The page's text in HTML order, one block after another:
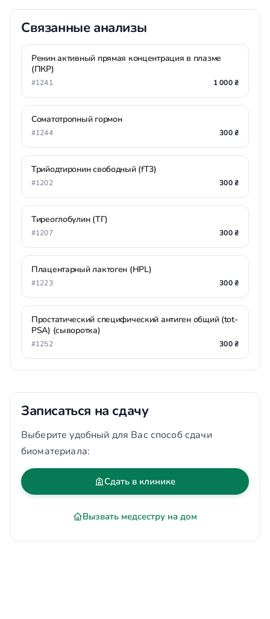
Связанные анализы
Ренин активный прямая концентрация в плазме
(ПКР)
#1241 1 000 ₴
Соматотропный гормон
#1244 300 ₴
Трийодтиронин свободный (fT3)
#1202 300 ₴
Тиреоглобулин (ТГ)
#1207 300 ₴
Плацентарный лактоген (HPL)
#1223 300 ₴
Простатический специфический антиген общий (tot-
PSA) (сыворотка)
#1252 300 ₴
Записаться на сдачу
Выберите удобный для Вас способ сдачи
биоматериала:
Сдать в клинике
Вызвать медсестру на дом